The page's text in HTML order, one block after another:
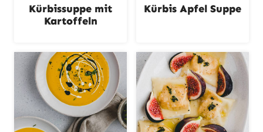
Kürbissuppe mit
Kartoffeln
Kürbis Apfel Suppe